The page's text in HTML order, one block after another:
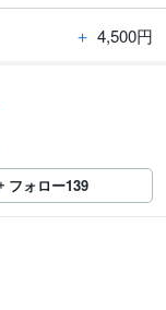
＋ 4,500円
フォロー139